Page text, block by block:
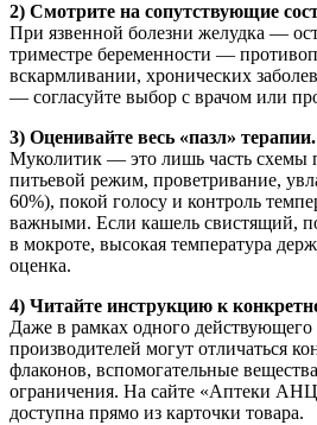
2) Смотрите на сопутствующие
При язвенной болезни желудка —
триместре беременности —
вскармливании, хронических
— согласуйте выбор с врачом или
3) Оценивайте весь «пазл» терапии.
Муколитик — это лишь часть схемы
питьевой режим, проветривание,
60%), покой голосу и контроль
важными. Если кашель свистящий,
в мокроте, высокая температура
оценка.
4) Читайте инструкцию к
Даже в рамках одного действующего
производителей могут отличаться
флаконов, вспомогательные
ограничения. На сайте «Аптеки
доступна прямо из карточки товара.